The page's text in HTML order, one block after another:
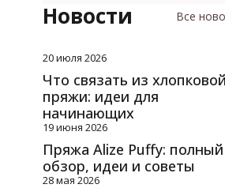
Новости Все
20 июля 2026
Что связать из хлопковой
пряжи: идеи для
начинающих
19 июня 2026
Пряжа Alize Puffy: полный
обзор, идеи и советы
28 мая 2026